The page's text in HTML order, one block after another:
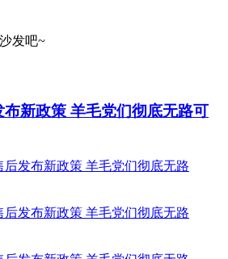
发吧~
新政策 羊毛党们彻底无路可